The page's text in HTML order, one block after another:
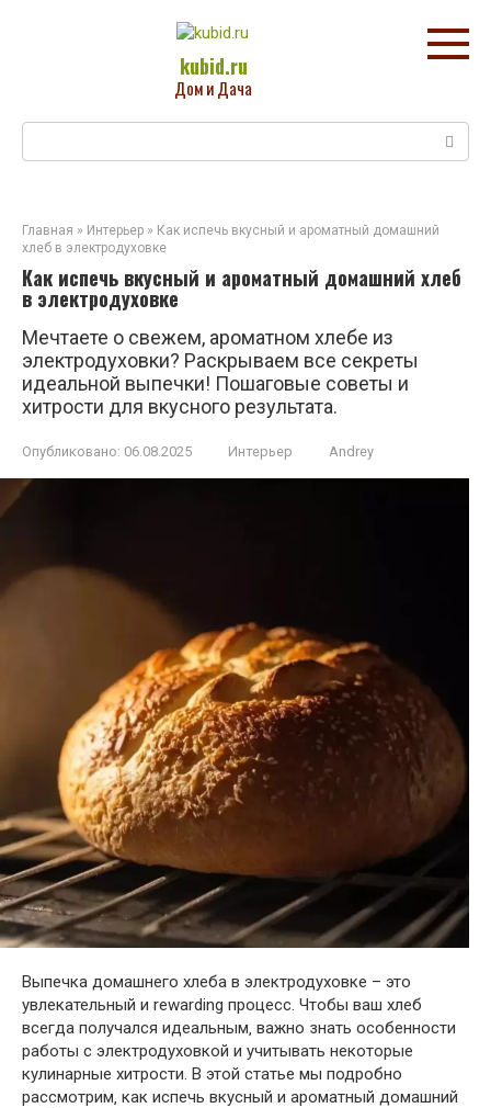
kubid.ru
Дом и Дача
Главная » Интерьер » Как испечь вкусный и ароматный домашний
хлеб в электродуховке
Как испечь вкусный и ароматный домашний хлеб
в электродуховке
Мечтаете о свежем, ароматном хлебе из
электродуховки? Раскрываем все секреты
идеальной выпечки! Пошаговые советы и
хитрости для вкусного результата.
Опубликовано: 06.08.2025 Интерьер Andrey
Выпечка домашнего хлеба в электродуховке – это
увлекательный и rewarding процесс. Чтобы ваш хлеб
всегда получался идеальным‚ важно знать особенности
работы с электродуховкой и учитывать некоторые
кулинарные хитрости. В этой статье мы подробно
рассмотрим‚ как испечь вкусный и ароматный домашний